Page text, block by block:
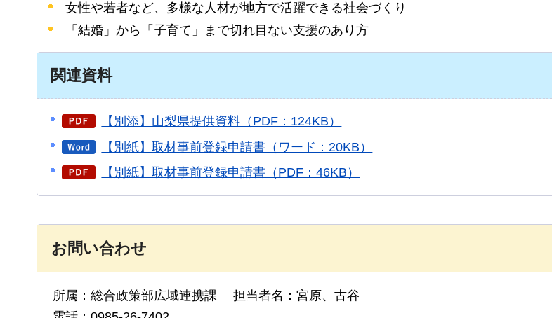
女性や若者など、多様な人材が地方で活躍できる社会づくり
「結婚」から「子育て」まで切れ目ない支援のあり方
関連資料
【別添】山梨県提供資料（PDF：124KB）
【別紙】取材事前登録申請書（ワード：20KB）
【別紙】取材事前登録申請書（PDF：46KB）
お問い合わせ
所属：総合政策部広域連携課 担当者名：宮原、古谷